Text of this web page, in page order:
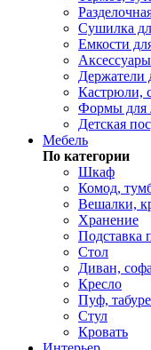
Сушилка
Емкости
Держатели
Кастрюли,
Формы для
Детская
Мебель
По категории
Шкаф
Комод,
Вешалки,
Хранение
Подставка
Стол
Диван, софа
Кресло
Пуф,
Стул
Кровать